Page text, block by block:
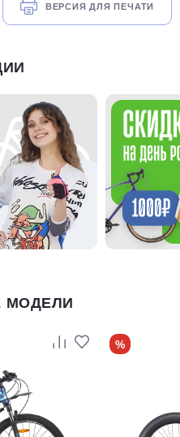
ВЕРСИЯ ДЛЯ ПЕЧАТИ
МОДЕЛИ
%